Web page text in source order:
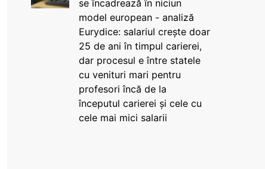
se încadrează în niciun
model european - analiză
Eurydice: salariul crește doar
25 de ani în timpul carierei,
dar procesul e între statele
cu venituri mari pentru
profesori încă de la
începutul carierei și cele cu
cele mai mici salarii